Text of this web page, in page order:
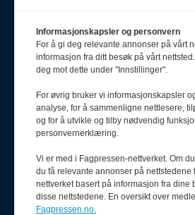
Meld deg på
Informasjonskapsler og personvern
For å gi deg relevante annonser på vårt
informasjon fra ditt besøk på vårt
deg mot dette under "Innstillinger".
For øvrig bruker vi informasjonskapsler
analyse, for å sammenligne nettlesere,
og for å utvikle og tilby nødvendig
personvernerklæring.
Vi er med i Fagpressen-nettverket. Om
du få relevante annonser på nettstedene
nettverket basert på informasjon fra dine
disse nettstedene. En oversikt over
Fagpressen.no.